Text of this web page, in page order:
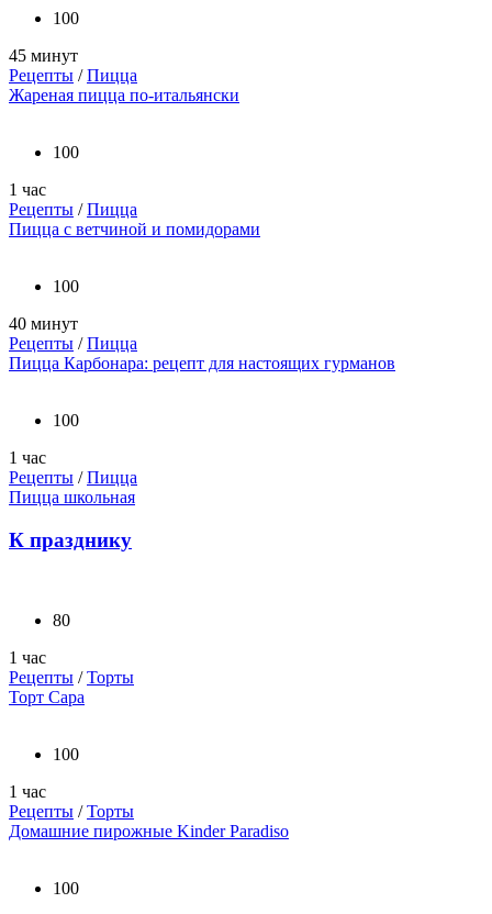
100
45 минут
Рецепты /Пицца
Жареная пицца по-итальянски
100
1 час
Рецепты /Пицца
Пицца с ветчиной и помидорами
100
40 минут
Рецепты /Пицца
Пицца Карбонара: рецепт для настоящих гурманов
100
1 час
Рецепты /Пицца
Пицца школьная
К празднику
80
1 час
Рецепты /Торты
Торт Сара
100
1 час
Рецепты /Торты
Домашние пирожные Kinder Paradiso
100